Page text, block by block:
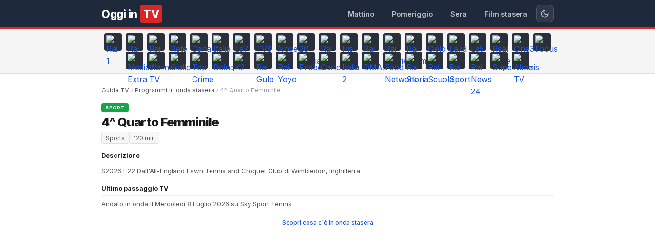
Oggi in TV Mattino Pomeriggio Sera Film stasera
Guida TV Programmi in onda stasera 4^ Quarto Femminile
SPORT
4^ Quarto Femminile
Sports 120 min
Descrizione
S2026 E22 Dall'All-England Lawn Tennis and Croquet Club di Wimbledon, Inghilterra.
Ultimo passaggio TV
Andato in onda il Mercoledì 8 Luglio 2026 su Sky Sport Tennis
Scopri cosa c'è in onda stasera